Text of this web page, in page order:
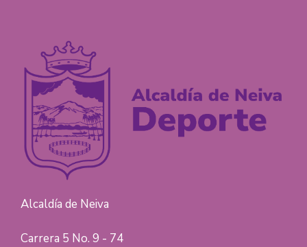
Alcaldía de Neiva
Carrera 5 No. 9 - 74